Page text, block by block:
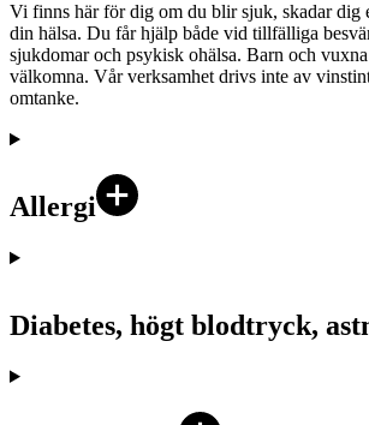
Vi finns här för dig om du blir sjuk, skadar dig
din hälsa. Du får hjälp både vid tillfälliga
sjukdomar och psykisk ohälsa. Barn och
välkomna. Vår verksamhet drivs inte av
omtanke.
Allergi
Diabetes, högt blodtryck,